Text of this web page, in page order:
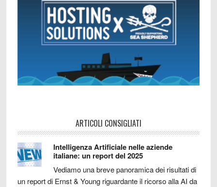
ARTICOLI CONSIGLIATI
Intelligenza Artificiale nelle aziende
italiane: un report del 2025
Vediamo una breve panoramica dei risultati di
un report di Ernst & Young riguardante il ricorso alla AI da